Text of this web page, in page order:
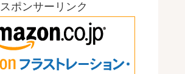
スポンサーリンク